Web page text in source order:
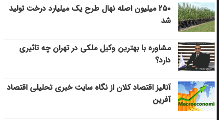
۲۵۰ میلیون اصله نهال طرح یک میلیارد درخت تولید
شد
مشاوره با بهترین وکیل ملکی در تهران چه تاثیری
دارد؟
آنالیز اقتصاد کلان از نگاه سایت خبری تحلیلی اقتصاد
آفرین